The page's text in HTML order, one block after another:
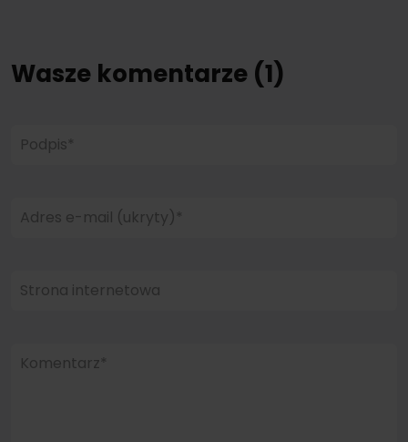
Wasze komentarze (1)
Podpis*
Adres e-mail (ukryty)*
Strona internetowa
Komentarz*